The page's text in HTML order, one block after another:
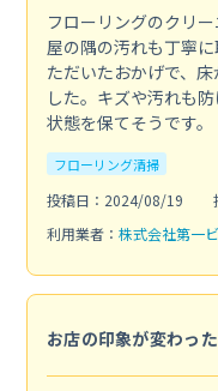
フローリングのクリ
屋の隅の汚れも丁寧
ただいたおかげで、
した。キズや汚れも
状態を保てそうです。
フローリング清掃
投稿日：2024/08/19
利用業者： 株式会社第一
お店の印象が変わった